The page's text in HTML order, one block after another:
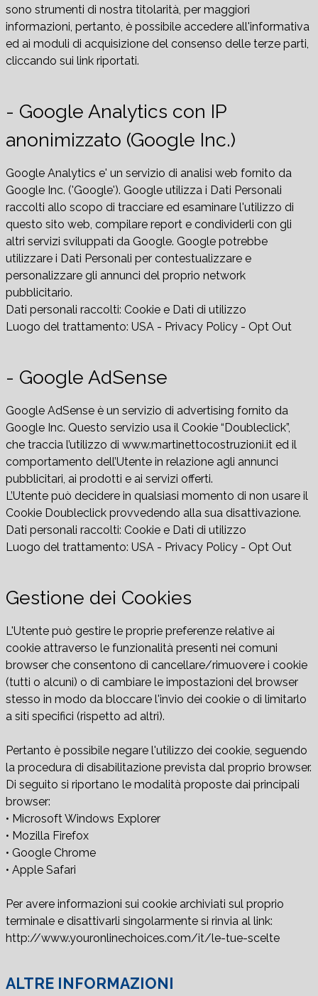
sono strumenti di nostra titolarità, per maggiori
informazioni, pertanto, è possibile accedere all'informativa
ed ai moduli di acquisizione del consenso delle terze parti,
cliccando sui link riportati.
- Google Analytics con IP
anonimizzato (Google Inc.)
Google Analytics e' un servizio di analisi web fornito da
Google Inc. ('Google'). Google utilizza i Dati Personali
raccolti allo scopo di tracciare ed esaminare l'utilizzo di
questo sito web, compilare report e condividerli con gli
altri servizi sviluppati da Google. Google potrebbe
utilizzare i Dati Personali per contestualizzare e
personalizzare gli annunci del proprio network
pubblicitario.
Dati personali raccolti: Cookie e Dati di utilizzo
Luogo del trattamento: USA - Privacy Policy - Opt Out
- Google AdSense
Google AdSense è un servizio di advertising fornito da
Google Inc. Questo servizio usa il Cookie “Doubleclick”,
che traccia l’utilizzo di www.martinettocostruzioni.it ed il
comportamento dell’Utente in relazione agli annunci
pubblicitari, ai prodotti e ai servizi offerti.
L’Utente può decidere in qualsiasi momento di non usare il
Cookie Doubleclick provvedendo alla sua disattivazione.
Dati personali raccolti: Cookie e Dati di utilizzo
Luogo del trattamento: USA - Privacy Policy - Opt Out
Gestione dei Cookies
L'Utente può gestire le proprie preferenze relative ai
cookie attraverso le funzionalità presenti nei comuni
browser che consentono di cancellare/rimuovere i cookie
(tutti o alcuni) o di cambiare le impostazioni del browser
stesso in modo da bloccare l'invio dei cookie o di limitarlo
a siti specifici (rispetto ad altri).
Pertanto è possibile negare l'utilizzo dei cookie, seguendo
la procedura di disabilitazione prevista dal proprio browser.
Di seguito si riportano le modalità proposte dai principali
browser:
• Microsoft Windows Explorer
• Mozilla Firefox
• Google Chrome
• Apple Safari
Per avere informazioni sui cookie archiviati sul proprio
terminale e disattivarli singolarmente si rinvia al link:
http://www.youronlinechoices.com/it/le-tue-scelte
ALTRE INFORMAZIONI